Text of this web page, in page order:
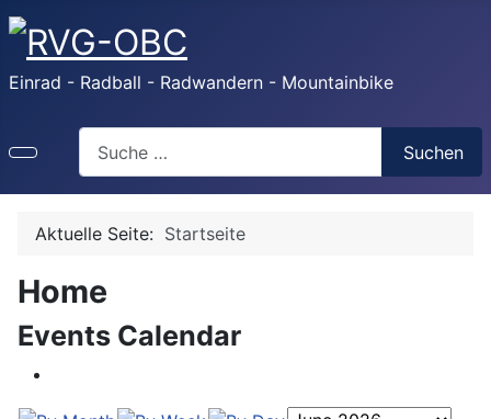
Einrad - Radball - Radwandern - Mountainbike
Suchen
Aktuelle Seite: Startseite
Home
Events Calendar